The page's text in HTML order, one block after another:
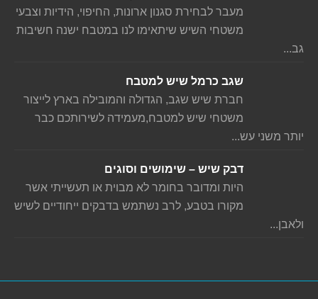
מעבר לבחירת סגנון ארונות, החיפוי, הידיות וצבעי
משטחי השיש שיתאימו לנו במטבח ישנה חשיבות
גב...
שגב כרמל שיש למטבח
חברת שיש שגב, הגדולה והמובילה בארץ לייצור
משטחי שיש למטבח,מעמידה לשירותכם כבר
יותר משני עש...
דבק שיש – שימושים וסוגים
היות ומדובר בחומר לא מבוית או תעשייתי אשר
מקורו בטבע, לרב נשתמש בדבקים ייחודיים לשיש
ולאבן...